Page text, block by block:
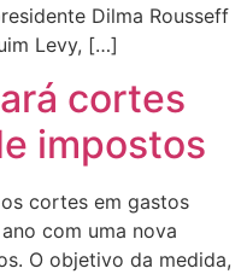
Dilma Rousseff
Levy, […]
cortes
impostos
cortes em gastos
com uma nova
O objetivo da medida,